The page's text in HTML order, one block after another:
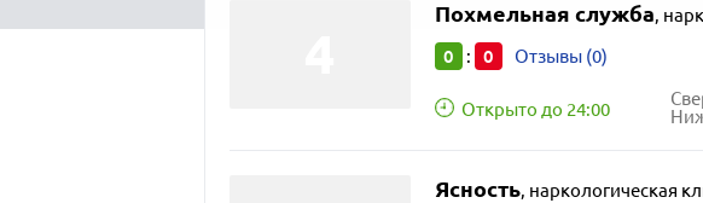
Похмельная служба,
0 : 0 Отзывы (0)
Открыто до 24:00
Ясность, наркологическая